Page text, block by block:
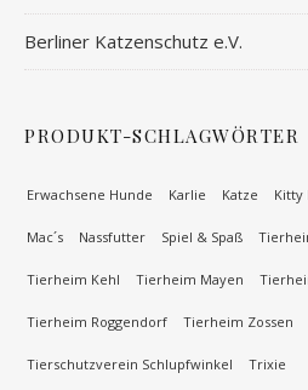
Berliner Katzenschutz e.V.
PRODUKT-SCHLAGWÖRTER
Erwachsene Hunde Karlie Katze Kitty
Mac´s Nassfutter Spiel & Spaß
Tierheim Kehl Tierheim Mayen
Tierheim Roggendorf Tierheim Zossen
Tierschutzverein Schlupfwinkel Trixie